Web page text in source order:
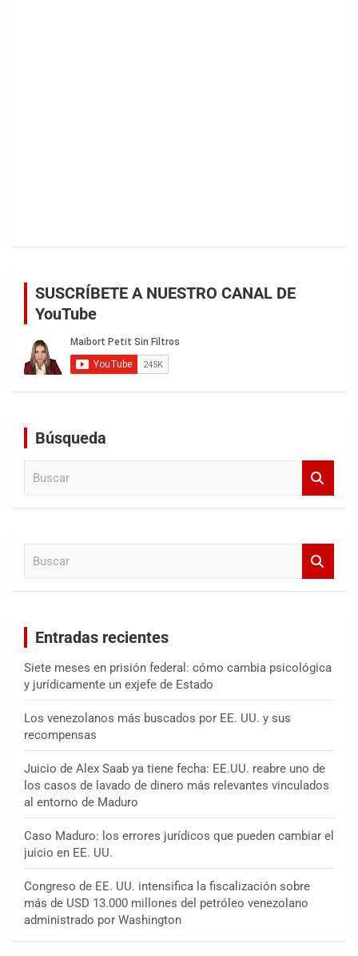
SUSCRÍBETE A NUESTRO CANAL DE
YouTube
Búsqueda
Entradas recientes
Siete meses en prisión federal: cómo cambia psicológica
y jurídicamente un exjefe de Estado
Los venezolanos más buscados por EE. UU. y sus
recompensas
Juicio de Alex Saab ya tiene fecha: EE.UU. reabre uno de
los casos de lavado de dinero más relevantes vinculados
al entorno de Maduro
Caso Maduro: los errores jurídicos que pueden cambiar el
juicio en EE. UU.
Congreso de EE. UU. intensifica la fiscalización sobre
más de USD 13.000 millones del petróleo venezolano
administrado por Washington